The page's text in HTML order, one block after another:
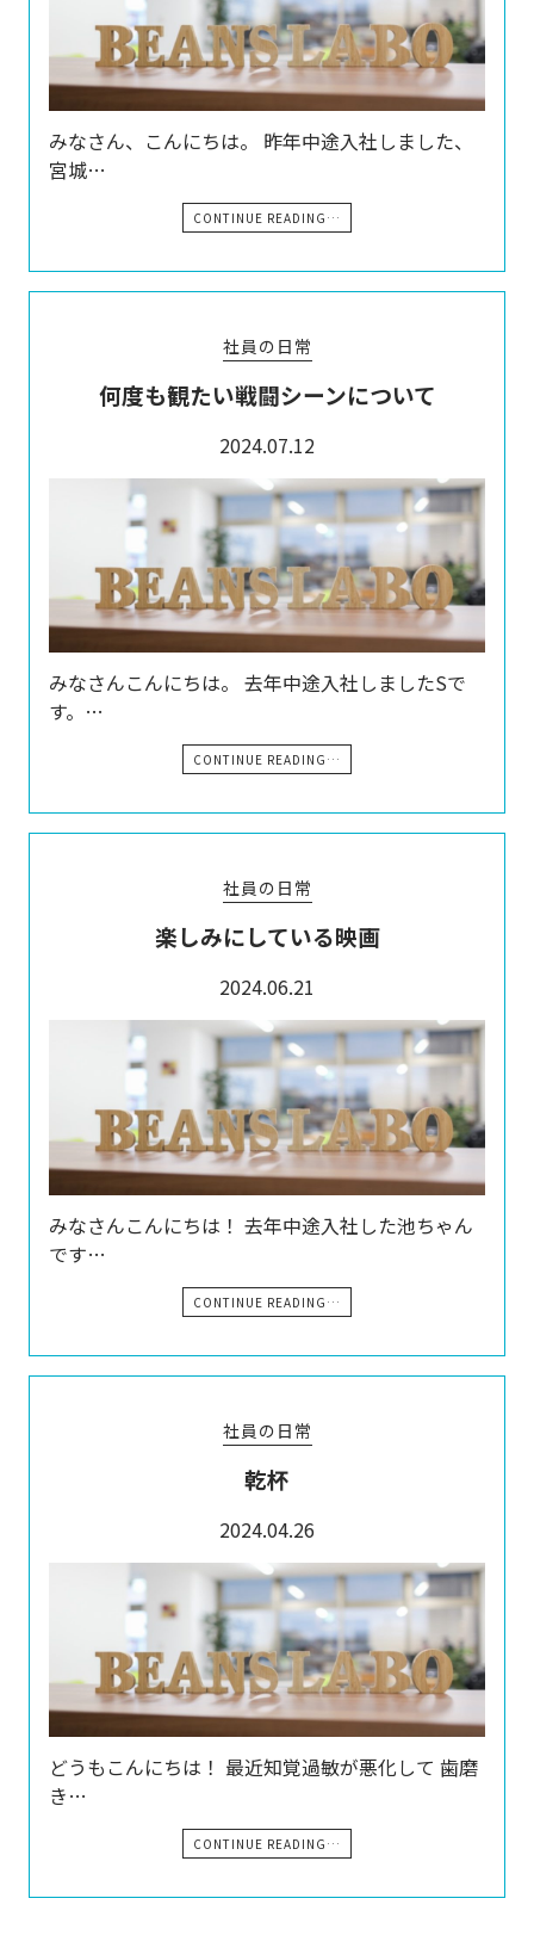
みなさん、こんにちは。 昨年中途入社しました、
宮城…
CONTINUE READING…
社員の日常
何度も観たい戦闘シーンについて
2024.07.12
みなさんこんにちは。 去年中途入社しましたSで
す。…
CONTINUE READING…
社員の日常
楽しみにしている映画
2024.06.21
みなさんこんにちは！ 去年中途入社した池ちゃん
です…
CONTINUE READING…
社員の日常
乾杯
2024.04.26
どうもこんにちは！ 最近知覚過敏が悪化して 歯磨
き…
CONTINUE READING…